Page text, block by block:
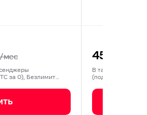
мес
за 0), Безлимит
450
В тариф входят:
(подключается